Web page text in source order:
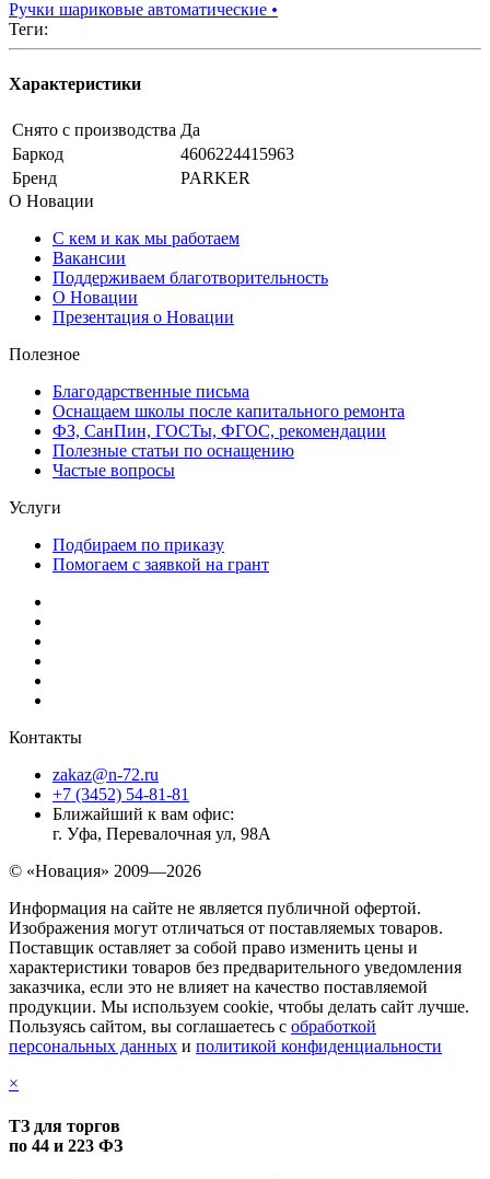
Ручки шариковые автоматические •
Теги:
Характеристики
Снято с производства Да
Баркод
4606224415963
Бренд
PARKER
О Новации
С кем и как мы работаем
Вакансии
Поддерживаем благотворительность
О Новации
Презентация о Новации
Полезное
Благодарственные письма
Оснащаем школы после капитального ремонта
ФЗ, СанПин, ГОСТы, ФГОС, рекомендации
Полезные статьи по оснащению
Частые вопросы
Услуги
Подбираем по приказу
Помогаем с заявкой на грант
Контакты
zakaz@n-72.ru
+7 (3452) 54-81-81
Ближайший к вам офис:
г. Уфа, Перевалочная ул, 98А
© «Новация» 2009—2026
Информация на сайте не является публичной офертой.
Изображения могут отличаться от поставляемых товаров.
Поставщик оставляет за собой право изменить цены и
характеристики товаров без предварительного уведомления
заказчика, если это не влияет на качество поставляемой
продукции. Мы используем cookie, чтобы делать сайт лучше.
Пользуясь сайтом, вы соглашаетесь с обработкой
персональных данных и политикой конфиденциальности
×
ТЗ для торгов
по 44 и 223 ФЗ